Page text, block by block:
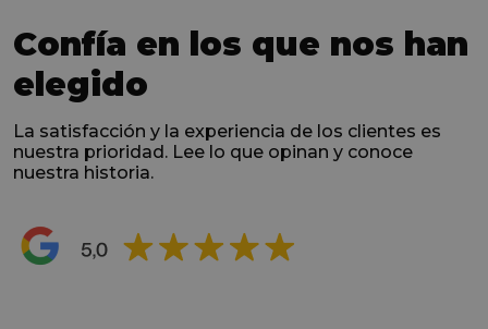
Confía en los que nos han
elegido
La satisfacción y la experiencia de los clientes es
nuestra prioridad. Lee lo que opinan y conoce
nuestra historia.